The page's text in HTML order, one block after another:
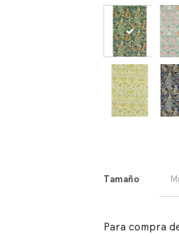
Tamaño
Para compra